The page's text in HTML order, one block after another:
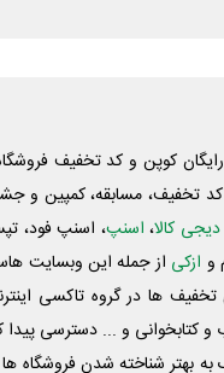
کوپن و کد تخفیف
تخفیف، مسابقه، کمپین و
دیجی کالا، اسنپ، اسنپ فود،
و ازکی از جمله این وبسایت
ها در گروه تاکسی
کتابخوانی و ... دسترسی پیدا
به بهتر شناخته شدن